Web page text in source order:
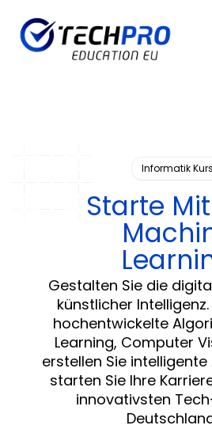
Informatik Kurs
Starte
Gestalten Sie die
künstlicher
hochentwickelte
Learning, Computer
erstellen Sie
starten Sie Ihre
innovativsten